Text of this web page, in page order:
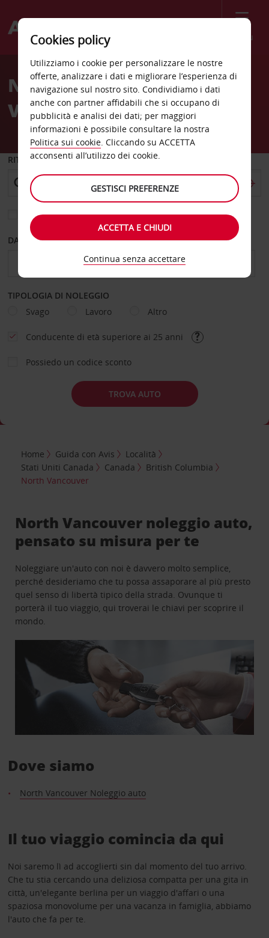
Menù
Welcome
AvisNoleggio auto North
Vancouver
RITIRO DA
Scegli una località di riconsegna diversa
DAL GIORNO AL GIORNO
TIPOLOGIA DI NOLEGGIO
Svago
Lavoro Altro
Conducente di età superiore ai 25 anni
Possiedo un codice sconto
TROVA AUTO
Home Guida con Avis
Località
Stati Uniti Canada
Canada
British Columbia
North Vancouver
North Vancouver noleggio auto,
pensato su misura per te
Noleggiare un'auto con noi è davvero molto semplice,
perché desideriamo che tu possa assaporare al più presto
quel senso di libertà tipico della strada. Ovunque ti
porterà il tuo viaggio, qui troverai le chiavi per scoprire il
mondo.
Dove siamo
North Vancouver Noleggio auto
Il tuo viaggio comincia da qui
Noi saremo lì ad accoglierti sin dal momento del tuo arrivo.
Che tu stia cercando una deliziosa compatta per una gita in
città, un'elegante berlina per un viaggio d'affari o una
spaziosa monovolume per una vacanza in famiglia, abbiamo
l'auto che fa per te.
Cookies policy
Utilizziamo i cookie per personalizzare le nostre
offerte, analizzare i dati e migliorare l’esperienza di
navigazione sul nostro sito. Condividiamo i dati
anche con partner affidabili che si occupano di
pubblicità e analisi dei dati; per maggiori
informazioni è possibile consultare la nostra
Politica sui cookie. Cliccando su ACCETTA
acconsenti all’utilizzo dei cookie.
GESTISCI PREFERENZE
ACCETTA E CHIUDI
Continua senza accettare